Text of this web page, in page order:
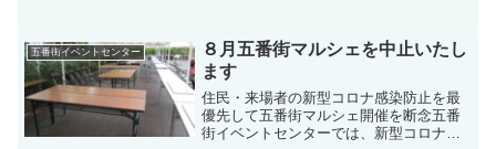
できます
五番街イベントセンター
８月五番街マルシェを中止いたし
ます
住民・来場者の新型コロナ感染防止を最
優先して五番街マルシェ開催を断念五番
街イベントセンターでは、新型コロナウ